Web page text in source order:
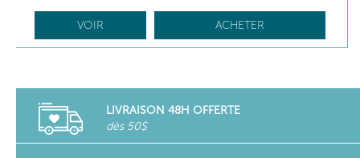
VOIR ACHETER
LIVRAISON 48H OFFERTE
dès 50$